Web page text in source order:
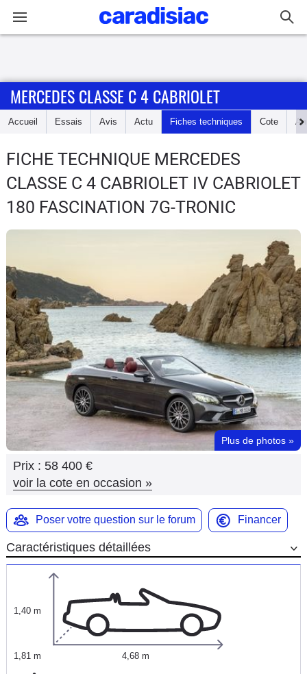
Accueil
Essais
Guide
d'achat
Utilitaires
Flottes
Auto
Services
Forum
Moto
Marques
MERCEDES CLASSE C 4 CABRIOLET
Accueil Essais Avis Actu Fiches techniques Cote
FICHE TECHNIQUE MERCEDES
CLASSE C 4 CABRIOLET IV CABRIOLET
180 FASCINATION 7G-TRONIC
Plus de photos »
Prix : 58 400 €
voir la cote en occasion »
Poser votre question sur le forum Financer
Caractéristiques détaillées
1,40 m
1,81 m 4,68 m